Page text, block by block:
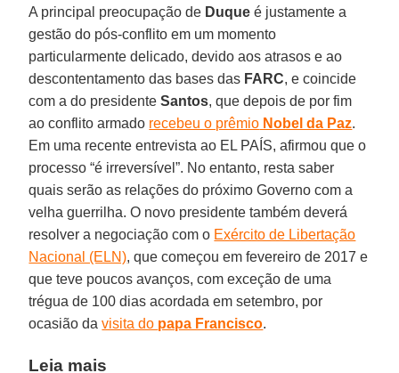
A principal preocupação de Duque é justamente a
gestão do pós-conflito em um momento
particularmente delicado, devido aos atrasos e ao
descontentamento das bases das FARC, e coincide
com a do presidenteSantos, que depois de por fim
ao conflito armado recebeu o prêmio Nobel da Paz.
Em uma recente entrevista ao EL PAÍS, afirmou que o
processo “é irreversível”. No entanto, resta saber
quais serão as relações do próximo Governo com a
velha guerrilha. O novo presidente também deverá
resolver a negociação com o Exército de Libertação
Nacional (ELN), que começou em fevereiro de 2017 e
que teve poucos avanços, com exceção de uma
trégua de 100 dias acordada em setembro, por
ocasião davisita do papa Francisco.
Leia mais